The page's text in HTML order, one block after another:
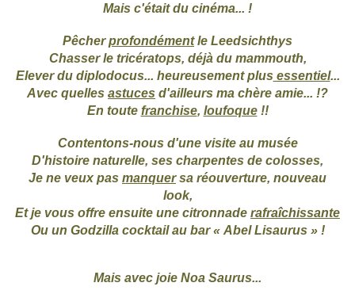
Mais c'était du cinéma... !
Pêcherprofondémentle Leedsichthys
Chasser le tricératops, déjà du mammouth,
Elever du diplodocus... heureusement plus essentiel...
Avec quelles astuces d'ailleurs ma chère amie... !?
En toute franchise, loufoque!!
Contentons-nous d'une visite au musée
D'histoire naturelle, ses charpentes de colosses,
Je ne veux pas manquersa réouverture, nouveau
look,
Et je vous offre ensuite une citronnade rafraîchissante
Ou un Godzilla cocktail au bar « Abel Lisaurus » !
Mais avec joie Noa Saurus...